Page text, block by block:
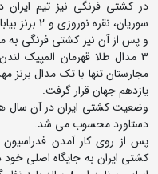
سوریان،
و پس از آن نیز کشتی فرنگی به
مجارستان تنها با تک مدال برنز
یازدهم جهان قرار گرفت.
وضعیت کشتی ایران در آن سال
دستاورد محسوب می شد.
پس از روی کار آمدن
کشتی ایران به جایگاه اصلی خود